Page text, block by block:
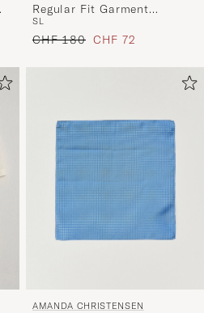
Regular Fit Garment
Washed Denim Shirt Black
SL
Regulärer Preis
CHF 180 Reduzierter Preis
CHF 72
AMANDA CHRISTENSEN